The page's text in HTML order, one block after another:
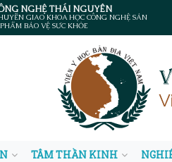
NGHỆ THÁI NGUYÊN
GIAO KHOA HỌC CÔNG NGHỆ SẢN
BẢO VỆ SỨC KHỎE
TÂM THẦN KINH